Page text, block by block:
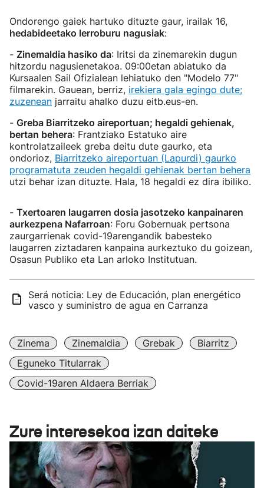
Ondorengo gaiek hartuko dituzte gaur, irailak 16,
hedabideetako lerroburu nagusiak:
- Zinemaldia hasiko da: Iritsi da zinemarekin dugun
hitzordu nagusienetakoa. 09:00etan abiatuko da
Kursaalen Sail Ofizialean lehiatuko den "Modelo 77"
filmarekin. Gauean, berriz, irekiera gala egingo dute;
zuzenean jarraitu ahalko duzu eitb.eus-en.
- Greba Biarritzeko aireportuan; hegaldi gehienak,
bertan behera: Frantziako Estatuko aire
kontrolatzaileek greba deitu dute gaurko, eta
ondorioz, Biarritzeko aireportuan (Lapurdi) gaurko
programatuta zeuden hegaldi gehienak bertan behera
utzi behar izan dituzte. Hala, 18 hegaldi ez dira ibiliko.
- Txertoaren laugarren dosia jasotzeko kanpainaren
aurkezpena Nafarroan: Foru Gobernuak pertsona
zaurgarrienak covid-19arengandik babesteko
laugarren ziztadaren kanpaina aurkeztuko du goizean,
Osasun Publiko eta Lan arloko Institutuan.
Será noticia: Ley de Educación, plan energético
vasco y suministro de agua en Carranza
Zinema Zinemaldia Grebak
Biarritz
Eguneko Titularrak
Covid-19aren Aldaera Berriak
Zure interesekoa izan daiteke